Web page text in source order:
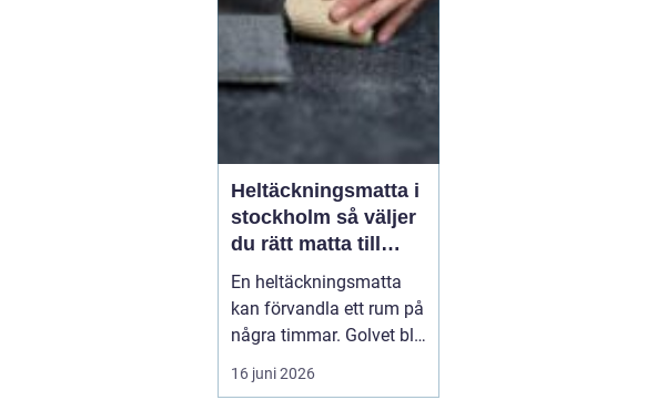
Heltäckningsmatta i
stockholm så väljer
du rätt matta till
hem och kontor
En heltäckningsmatta
kan förvandla ett rum på
några timmar. Golvet blir
mjukare, ljudnivån
sjunker och hela miljön
16 juni 2026